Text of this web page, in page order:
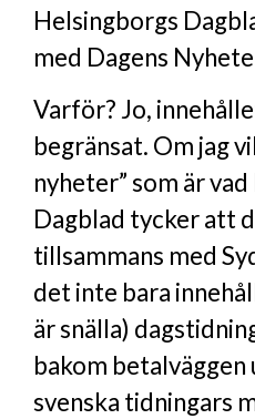
Helsingborgs
med Dagens
Varför? Jo,
begränsat. Om jag
nyheter” som är
Dagblad tycker att
tillsammans med
det inte bara
är snälla)
bakom betalväggen
svenska tidningars